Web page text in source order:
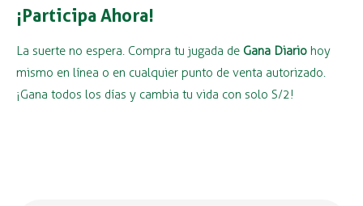
¡Participa Ahora!
La suerte no espera. Compra tu jugada de Gana Diario hoy
mismo en línea o en cualquier punto de venta autorizado.
¡Gana todos los días y cambia tu vida con solo S/2!